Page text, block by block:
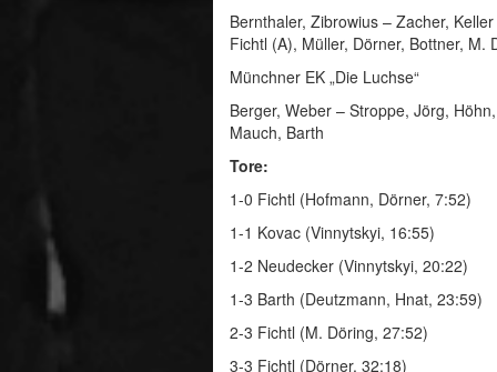
Bernthaler, Zibrowius – Zacher,
Fichtl (A), Müller, Dörner, Bottner, M.
Münchner EK „Die Luchse“
Berger, Weber – Stroppe, Jörg,
Mauch, Barth
Tore:
1-0 Fichtl (Hofmann, Dörner, 7:52)
1-1 Kovac (Vinnytskyi, 16:55)
1-2 Neudecker (Vinnytskyi, 20:22)
1-3 Barth (Deutzmann, Hnat, 23:59)
2-3 Fichtl (M. Döring, 27:52)
3-3 Fichtl (Dörner, 32:18)